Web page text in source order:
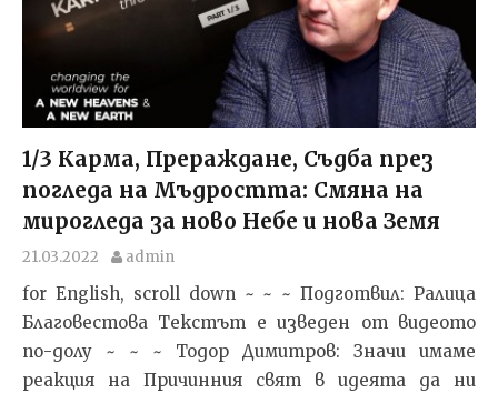
1/3 Карма, Прераждане, Съдба през
погледа на Мъдростта: Смяна на
мирогледа за ново Небе и нова Земя
21.03.2022 admin
for English, scroll down ~ ~ ~ Подготвил: Ралица
Благовестова Текстът e изведен от видеото
по-долу ~ ~ ~ Тодор Димитров: Значи имаме
реакция на Причинния свят в идеята да ни